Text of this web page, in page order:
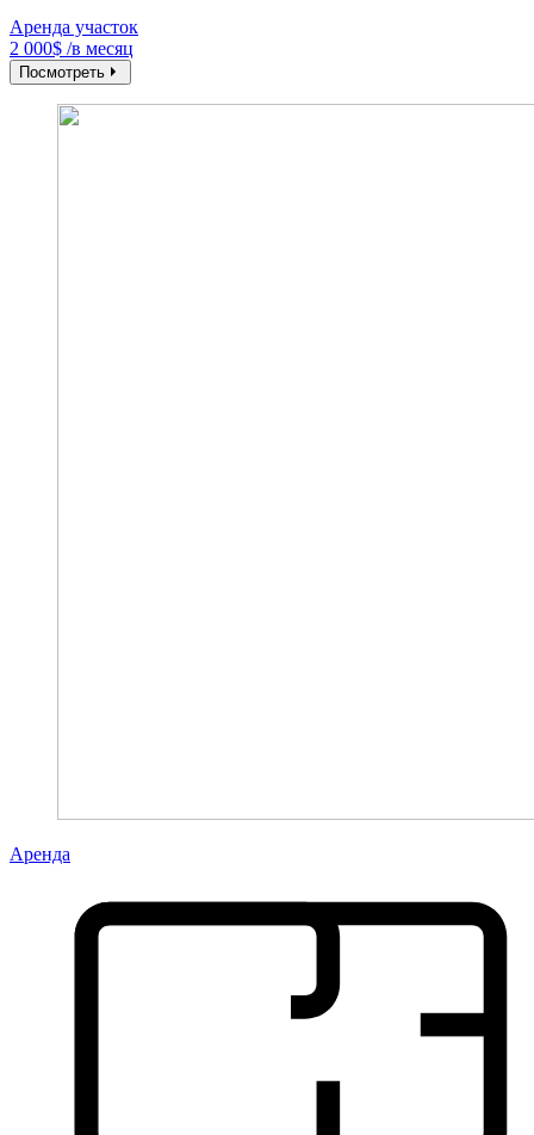
Аренда участок
2 000$ /в месяц
Посмотреть
Аренда